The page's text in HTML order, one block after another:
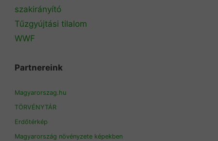
szakirányító
Tűzgyújtási tilalom
WWF
Partnereink
Magyarorszag.hu
TÖRVÉNYTÁR
Erdőtérkép
Magyarország növényzete képekben